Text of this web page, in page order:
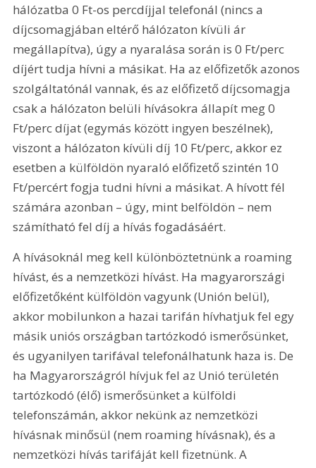
hálózatba 0 Ft-os percdíjjal telefonál (nincs a
díjcsomagjában eltérő hálózaton kívüli ár
megállapítva), úgy a nyaralása során is 0 Ft/perc
díjért tudja hívni a másikat. Ha az előfizetők azonos
szolgáltatónál vannak, és az előfizető díjcsomagja
csak a hálózaton belüli hívásokra állapít meg 0
Ft/perc díjat (egymás között ingyen beszélnek),
viszont a hálózaton kívüli díj 10 Ft/perc, akkor ez
esetben a külföldön nyaraló előfizető szintén 10
Ft/percért fogja tudni hívni a másikat. A hívott fél
számára azonban – úgy, mint belföldön – nem
számítható fel díj a hívás fogadásáért.
A hívásoknál meg kell különböztetnünk a roaming
hívást, és a nemzetközi hívást. Ha magyarországi
előfizetőként külföldön vagyunk (Unión belül),
akkor mobilunkon a hazai tarifán hívhatjuk fel egy
másik uniós országban tartózkodó ismerősünket,
és ugyanilyen tarifával telefonálhatunk haza is. De
ha Magyarországról hívjuk fel az Unió területén
tartózkodó (élő) ismerősünket a külföldi
telefonszámán, akkor nekünk az nemzetközi
hívásnak minősül (nem roaming hívásnak), és a
nemzetközi hívás tarifáját kell fizetnünk. A